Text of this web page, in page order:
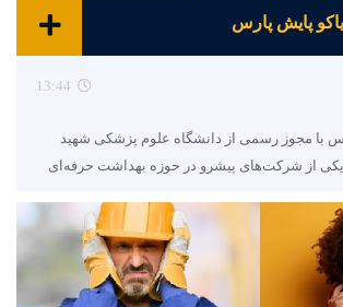
پایش پارس
13:44
مجوز رسمی از دانشگاه علوم پزشکی شهید
از شرکت‌های پیشرو در حوزه بهداشت حرفه‌ای